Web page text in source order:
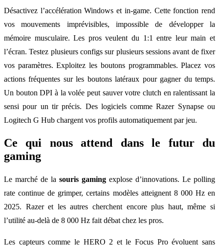
Désactivez l’accélération Windows et in-game. Cette fonction rend
vos mouvements imprévisibles, impossible de développer la
mémoire musculaire. Les pros veulent du 1:1 entre leur main et
l’écran. Testez plusieurs configs sur plusieurs sessions avant de fixer
vos paramètres. Exploitez les boutons programmables. Placez vos
actions fréquentes sur les boutons latéraux pour gagner du temps.
Un bouton DPI à la volée peut sauver votre clutch en ralentissant la
sensi pour un tir précis. Des logiciels comme Razer Synapse ou
Logitech G Hub chargent vos profils automatiquement par jeu.
Ce qui nous attend dans le futur du
gaming
Le marché de la souris gaming explose d’innovations. Le polling
rate continue de grimper, certains modèles atteignent 8 000 Hz en
2025. Razer et les autres cherchent encore plus haut, même si
l’utilité au-delà de 8 000 Hz fait débat chez les pros.
Les capteurs comme le HERO 2 et le Focus Pro évoluent sans